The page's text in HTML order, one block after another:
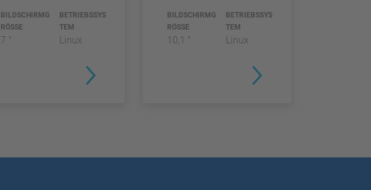
BILDSCHIRMG
RÖSSE
7 "
BETRIEBSSYS
TEM
Linux
BILDSCHIRMG
RÖSSE
10,1 "
BETRIEBSSYS
TEM
Linux